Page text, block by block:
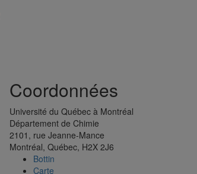
Coordonnées
Université du Québec à Montréal
Département de Chimie
2101, rue Jeanne-Mance
Montréal, Québec, H2X 2J6
Bottin
Carte